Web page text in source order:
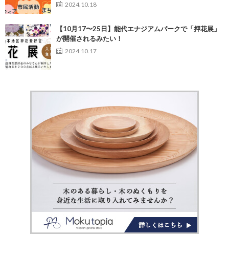
2024.10.18
【10月17〜25日】能代エナジアムパークで「押花展」
が開催されるみたい！
2024.10.17